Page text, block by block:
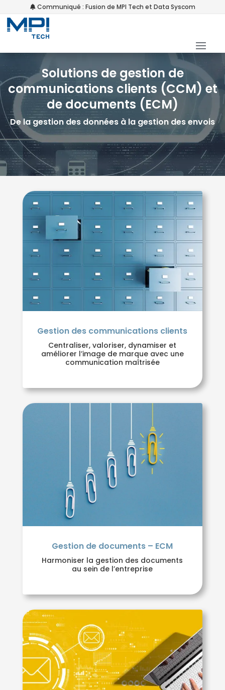
Communiqué : Fusion de MPI Tech et Data Syscom
Solutions de gestion de
communications clients (CCM) et
de documents (ECM)
De la gestion des données à la gestion des envois
Gestion des communications clients
Centraliser, valoriser, dynamiser et
améliorer l’image de marque avec une
communication maîtrisée
Gestion de documents – ECM
Harmoniser la gestion des documents
au sein de l’entreprise